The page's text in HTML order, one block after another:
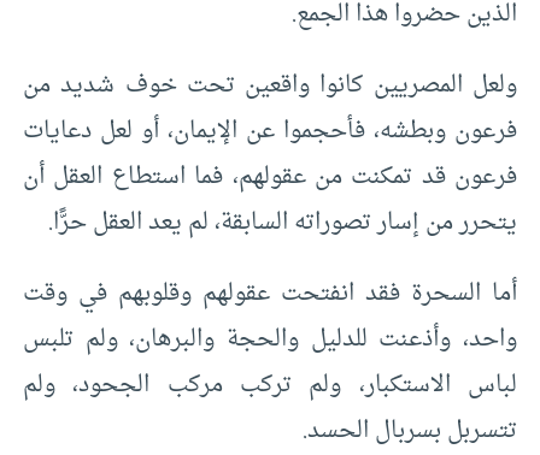
الذين حضروا هذا الجمع.
ولعل المصريين كانوا واقعين تحت خوف شديد من
فرعون وبطشه، فأحجموا عن الإيمان، أو لعل دعايات
فرعون قد تمكنت من عقولهم، فما استطاع العقل أن
يتحرر من إسار تصوراته السابقة، لم يعد العقل حرًّا.
أما السحرة فقد انفتحت عقولهم وقلوبهم في وقت
واحد، وأذعنت للدليل والحجة والبرهان، ولم تلبس
لباس الاستكبار، ولم تركب مركب الجحود، ولم
تتسربل بسربال الحسد.